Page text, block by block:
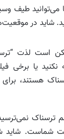
می‌توانید طیف
شاید در
است لذت
نکنید یا برخی
هستند،
ترسناک
شماست. شاید